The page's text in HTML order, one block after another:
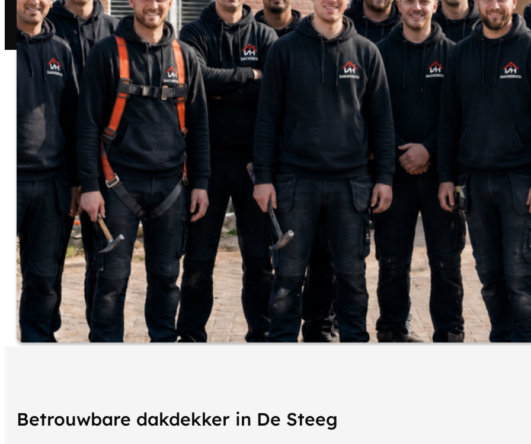
Betrouwbare dakdekker in De Steeg